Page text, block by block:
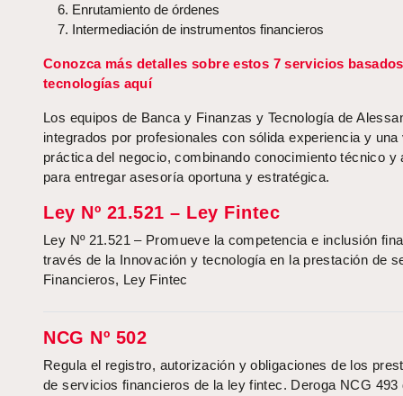
Enrutamiento de órdenes
Intermediación de instrumentos financieros
Conozca más detalles sobre estos 7 servicios
tecnologías aquí
Los equipos de Banca y Finanzas y Tecnología de
integrados por profesionales con sólida experiencia y una
práctica del negocio, combinando conocimiento técnico y
para entregar asesoría oportuna y estratégica.
Ley Nº 21.521 – Ley Fintec
Ley Nº 21.521 – Promueve la competencia e inclusión
través de la Innovación y tecnología en la prestación de
Financieros, Ley Fintec
NCG Nº 502
Regula el registro, autorización y obligaciones de los
de servicios financieros de la ley fintec. Deroga NCG 493